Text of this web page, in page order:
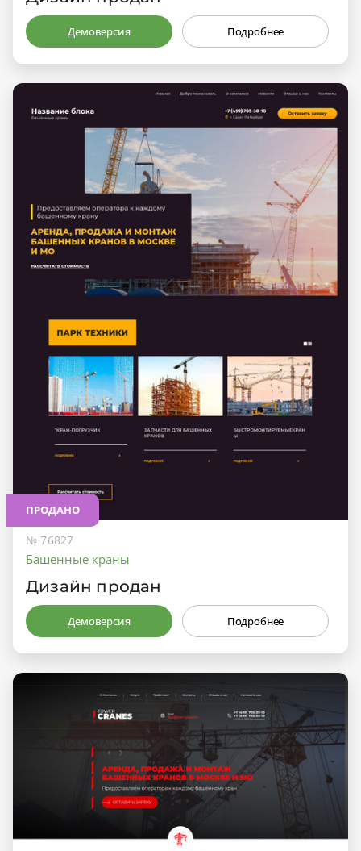
Демоверсия Подробнее
ПРОДАНО
№ 76827
Башенные краны
Дизайн продан
Демоверсия Подробнее